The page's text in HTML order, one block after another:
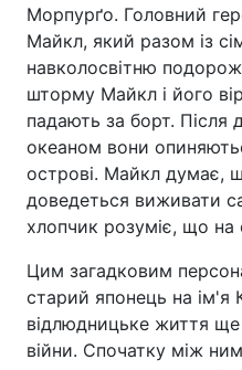
Морпурґо. Головний
Майкл, який разом із
навколосвітню подорож
шторму Майкл і його
падають за борт. Після
океаном вони
острові. Майкл думає,
доведеться виживати
хлопчик розуміє, що на
Цим загадковим
старий японець на ім'я
відлюдницьке життя ще
війни. Спочатку між